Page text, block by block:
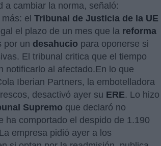
a cambiar la norma, señaló:
el Tribunal de Justicia de la UE
el plazo de un mes que la reforma
por un desahucio para oponerse si
El tribunal critica que el tiempo
notificarlo al afectado.En lo que
Iberian Partners, la embotelladora
desactivó ayer su ERE. Lo hizo
Supremo que declaró no
ha comportado el despido de 1.190
empresa pidió ayer a los